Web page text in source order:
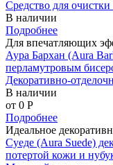
Средство для
В наличии
Подробнее
Для впечатляющих
Аура Бархан (Aura
перламутровым
Декоративно-
В наличии
от 0 P
Подробнее
Идеальное
Суеде (Aura Suede)
потертой кожи и